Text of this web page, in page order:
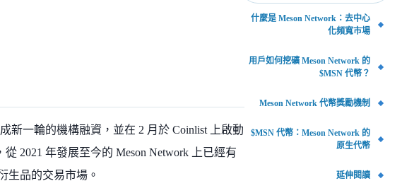
新一輪的機構融資，並在 2 月於 Coinlist 上啟動
2021 年發展至今的 Meson Network 上已經有
生品的交易市場。
什麼是 Meson Network：去中心
化頻寬市場
用戶如何挖礦 Meson Network 的
$MSN 代幣？
Meson Network 代幣獎勵機制
$MSN 代幣：Meson Network 的
原生代幣
延伸閱讀